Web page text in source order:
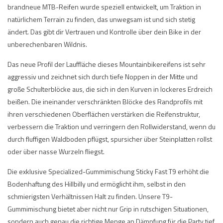
brandneue MTB-Reifen wurde speziell entwickelt, um Traktion in
natürlichem Terrain zu finden, das unwegsam ist und sich stetig
ändert. Das gibt dir Vertrauen und Kontrolle über dein Bike in der
unberechenbaren Wildnis.
Das neue Profil der Lauffläche dieses Mountainbikereifens ist sehr
aggressiv und zeichnet sich durch tiefe Noppen in der Mitte und
große Schulterblöcke aus, die sich in den Kurven in lockeres Erdreich
beißen. Die ineinander verschränkten Blöcke des Randprofils mit
ihren verschiedenen Oberflächen verstärken die Reifenstruktur,
verbessern die Traktion und verringern den Rollwiderstand, wenn du
durch fluffigen Waldboden pflügst, spursicher über Steinplatten rollst
oder über nasse Wurzeln fliegst.
Die exklusive Specialized-Gummimischung Sticky Fast T9 erhöht die
Bodenhaftung des Hillbilly und ermöglicht ihm, selbst in den
schmierigsten Verhältnissen Halt zu finden. Unsere T9-
Gummimischung bietet aber nicht nur Grip in rutschigen Situationen,